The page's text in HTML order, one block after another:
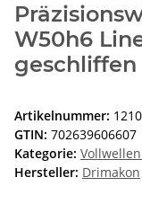
W50h6
geschliffen
Artikelnummer:
GTIN: 702639606607
Kategorie:
Hersteller: Drimakon